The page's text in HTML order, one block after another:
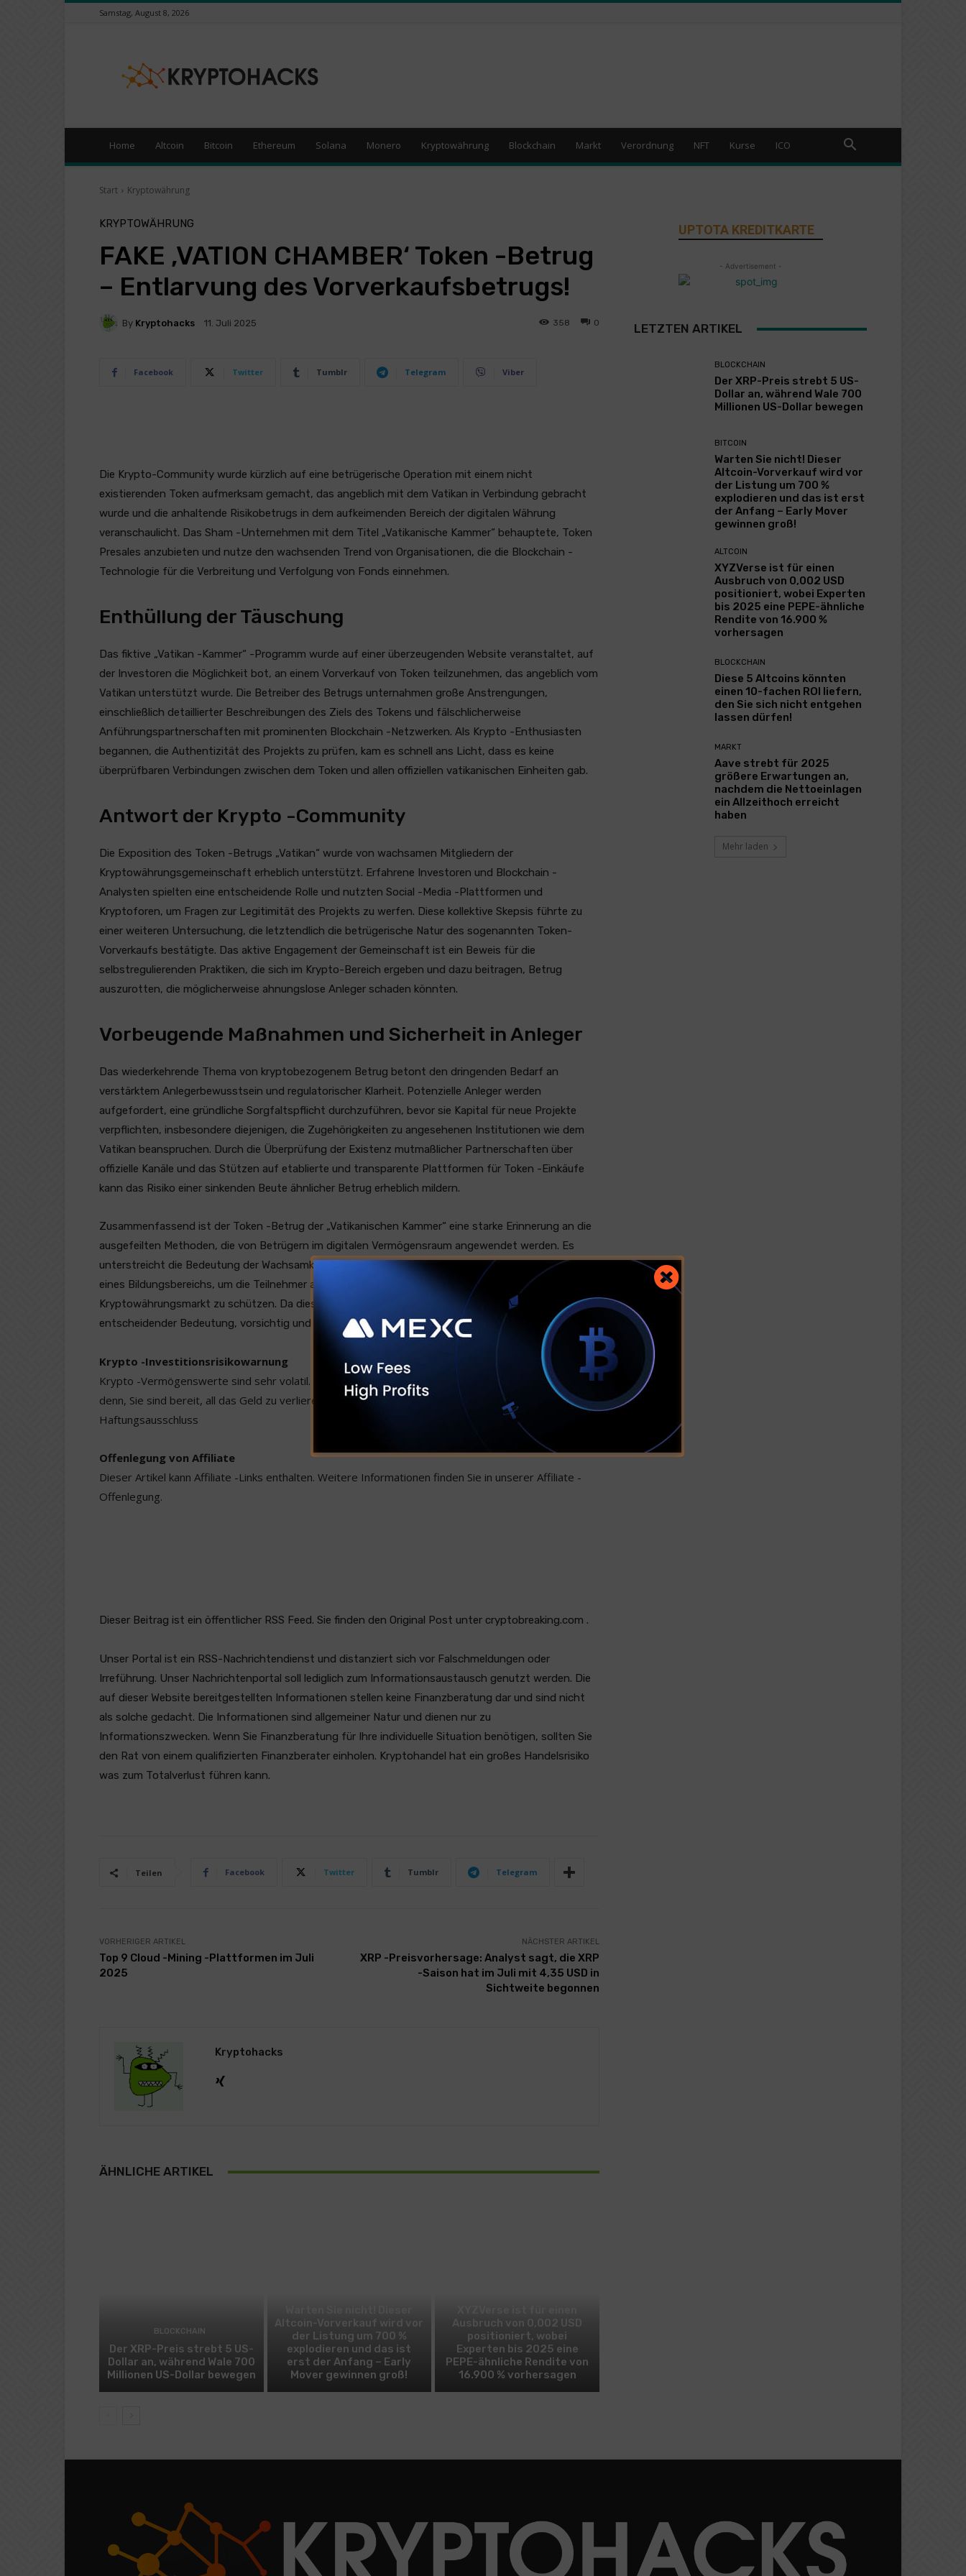
Samstag, August 8, 2026
–
Kryptowährungen
News
Portal
Home Altcoin Bitcoin Ethereum Solana Monero Kryptowährung Blockchain Markt Verordnung NFT Kurse ICO
Start Kryptowährung
KRYPTOWÄHRUNG
FAKE ‚VATION CHAMBER‘ Token -Betrug
– Entlarvung des Vorverkaufsbetrugs!
By Kryptohacks 11. Juli 2025 0
358
Facebook Twitter Tumblr Telegram Viber
Die Krypto-Community wurde kürzlich auf eine betrügerische Operation mit einem nicht
existierenden Token aufmerksam gemacht, das angeblich mit dem Vatikan in Verbindung gebracht
wurde und die anhaltende Risikobetrugs in dem aufkeimenden Bereich der digitalen Währung
veranschaulicht. Das Sham -Unternehmen mit dem Titel „Vatikanische Kammer“ behauptete, Token
Presales anzubieten und nutze den wachsenden Trend von Organisationen, die die Blockchain -
Technologie für die Verbreitung und Verfolgung von Fonds einnehmen.
Enthüllung der Täuschung
Das fiktive „Vatikan -Kammer“ -Programm wurde auf einer überzeugenden Website veranstaltet, auf
der Investoren die Möglichkeit bot, an einem Vorverkauf von Token teilzunehmen, das angeblich vom
Vatikan unterstützt wurde. Die Betreiber des Betrugs unternahmen große Anstrengungen,
einschließlich detaillierter Beschreibungen des Ziels des Tokens und fälschlicherweise
Anführungspartnerschaften mit prominenten Blockchain -Netzwerken. Als Krypto -Enthusiasten
begannen, die Authentizität des Projekts zu prüfen, kam es schnell ans Licht, dass es keine
überprüfbaren Verbindungen zwischen dem Token und allen offiziellen vatikanischen Einheiten gab.
Antwort der Krypto -Community
Die Exposition des Token -Betrugs „Vatikan“ wurde von wachsamen Mitgliedern der
Kryptowährungsgemeinschaft erheblich unterstützt. Erfahrene Investoren und Blockchain -
Analysten spielten eine entscheidende Rolle und nutzten Social -Media -Plattformen und
Kryptoforen, um Fragen zur Legitimität des Projekts zu werfen. Diese kollektive Skepsis führte zu
einer weiteren Untersuchung, die letztendlich die betrügerische Natur des sogenannten Token-
Vorverkaufs bestätigte. Das aktive Engagement der Gemeinschaft ist ein Beweis für die
selbstregulierenden Praktiken, die sich im Krypto-Bereich ergeben und dazu beitragen, Betrug
auszurotten, die möglicherweise ahnungslose Anleger schaden könnten.
Vorbeugende Maßnahmen und Sicherheit in Anleger
Das wiederkehrende Thema von kryptobezogenem Betrug betont den dringenden Bedarf an
verstärktem Anlegerbewusstsein und regulatorischer Klarheit. Potenzielle Anleger werden
aufgefordert, eine gründliche Sorgfaltspflicht durchzuführen, bevor sie Kapital für neue Projekte
verpflichten, insbesondere diejenigen, die Zugehörigkeiten zu angesehenen Institutionen wie dem
Vatikan beanspruchen. Durch die Überprüfung der Existenz mutmaßlicher Partnerschaften über
offizielle Kanäle und das Stützen auf etablierte und transparente Plattformen für Token -Einkäufe
kann das Risiko einer sinkenden Beute ähnlicher Betrug erheblich mildern.
Zusammenfassend ist der Token -Betrug der „Vatikanischen Kammer“ eine starke Erinnerung an die
ausgefeilten Methoden, die von Betrügern im digitalen Vermögensraum angewendet werden. Es
unterstreicht die Bedeutung der Wachsamkeit der Gemeinschaft und die anhaltende Notwendigkeit
eines Bildungsbereichs, um die Teilnehmer auf dem sich ständig weiterentwickelnden
Kryptowährungsmarkt zu schützen. Da dieser Sektor weiter ärgert, bleibt es für alle Beteiligten von
entscheidender Bedeutung, vorsichtig und informiert zu bleiben.
Krypto -Investitionsrisikowarnung
Krypto -Vermögenswerte sind sehr volatil. Ihr Kapital ist gefährdet. Investieren Sie nicht, es sei
denn, Sie sind bereit, all das Geld zu verlieren, das Sie investieren. Lesen Sie den vollständigen
Haftungsausschluss
Offenlegung von Affiliate
Dieser Artikel kann Affiliate -Links enthalten. Weitere Informationen finden Sie in unserer Affiliate -
Offenlegung.
Dieser Beitrag ist ein öffentlicher RSS Feed. Sie finden den Original Post unter cryptobreaking.com .
Unser Portal ist ein RSS-Nachrichtendienst und distanziert sich vor Falschmeldungen oder
Irreführung. Unser Nachrichtenportal soll lediglich zum Informationsaustausch genutzt werden. Die
auf dieser Website bereitgestellten Informationen stellen keine Finanzberatung dar und sind nicht
als solche gedacht. Die Informationen sind allgemeiner Natur und dienen nur zu
Informationszwecken. Wenn Sie Finanzberatung für Ihre individuelle Situation benötigen, sollten Sie
den Rat von einem qualifizierten Finanzberater einholen. Kryptohandel hat ein großes Handelsrisiko
was zum Totalverlust führen kann.
Teilen Facebook Twitter Tumblr Telegram
VORHERIGER ARTIKEL
Top 9 Cloud -Mining -Plattformen im Juli
2025
NÄCHSTER ARTIKEL
XRP -Preisvorhersage: Analyst sagt, die XRP
-Saison hat im Juli mit 4,35 USD in
Sichtweite begonnen
Kryptohacks
ÄHNLICHE ARTIKEL
BLOCKCHAIN
Der XRP-Preis strebt 5 US-
Dollar an, während Wale 700
Millionen US-Dollar bewegen
Altcoin-Vorverkauf wird vor
der Listung um 700 %
explodieren und das ist
erst der Anfang – Early
Mover gewinnen groß!
Ausbruch von 0,002 USD
positioniert, wobei
Experten bis 2025 eine
PEPE-ähnliche Rendite von
16.900 % vorhersagen
UPTOTA KREDITKARTE
- Advertisement -
LETZTEN ARTIKEL
BLOCKCHAIN
Der XRP-Preis strebt 5 US-
Dollar an, während Wale 700
Millionen US-Dollar bewegen
BITCOIN
Warten Sie nicht! Dieser
Altcoin-Vorverkauf wird vor
der Listung um 700 %
explodieren und das ist erst
der Anfang – Early Mover
gewinnen groß!
ALTCOIN
XYZVerse ist für einen
Ausbruch von 0,002 USD
positioniert, wobei Experten
bis 2025 eine PEPE-ähnliche
Rendite von 16.900 %
vorhersagen
BLOCKCHAIN
Diese 5 Altcoins könnten
einen 10-fachen ROI liefern,
den Sie sich nicht entgehen
lassen dürfen!
MARKT
Aave strebt für 2025
größere Erwartungen an,
nachdem die Nettoeinlagen
ein Allzeithoch erreicht
haben
Mehr laden